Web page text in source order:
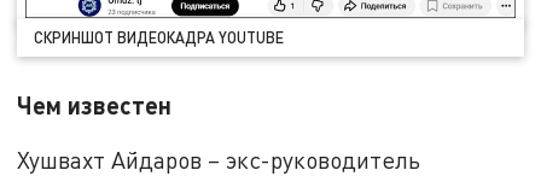
СКРИНШОТ ВИДЕОКАДРА YOUTUBE
Чем известен
Хушвахт Айдаров – экс-руководитель